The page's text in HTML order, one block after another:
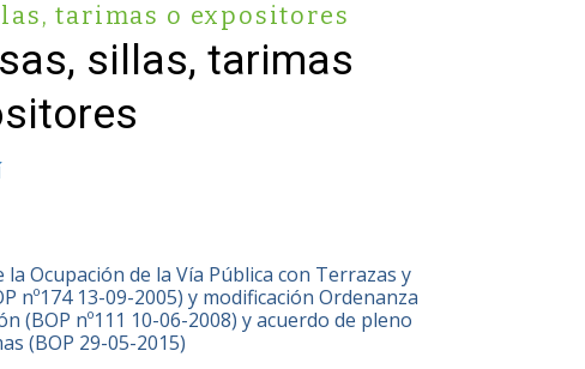
tarimas o expositores
sillas, tarimas
Ocupación de la Vía Pública con Terrazas y
nº174 13-09-2005) y modificación Ordenanza
(BOP nº111 10-06-2008) y acuerdo de pleno
(BOP 29-05-2015)